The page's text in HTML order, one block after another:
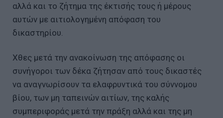
αλλά και το ζήτημα της έκτισής τους ή μέρους
αυτών με αιτιολογημένη απόφαση του
δικαστηρίου.
Χθες μετά την ανακοίνωση της απόφασης οι
συνήγοροι των δέκα ζήτησαν από τους δικαστές
να αναγνωρίσουν τα ελαφρυντικά του σύννομου
βίου, των μη ταπεινών αιτίων, της καλής
συμπεριφοράς μετά την πράξη αλλά και της μη